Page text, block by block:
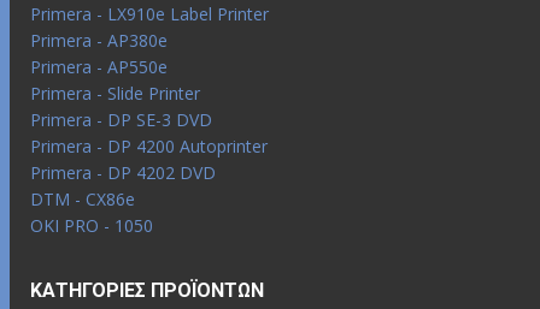
Primera - LX910e Label Printer
Primera - AP380e
Primera - AP550e
Primera - Slide Printer
Primera - DP SE-3 DVD
Primera - DP 4200 Autoprinter
Primera - DP 4202 DVD
DTM - CX86e
OKI PRO - 1050
ΚΑΤΗΓΟΡΊΕΣ ΠΡΟΪΌΝΤΩΝ